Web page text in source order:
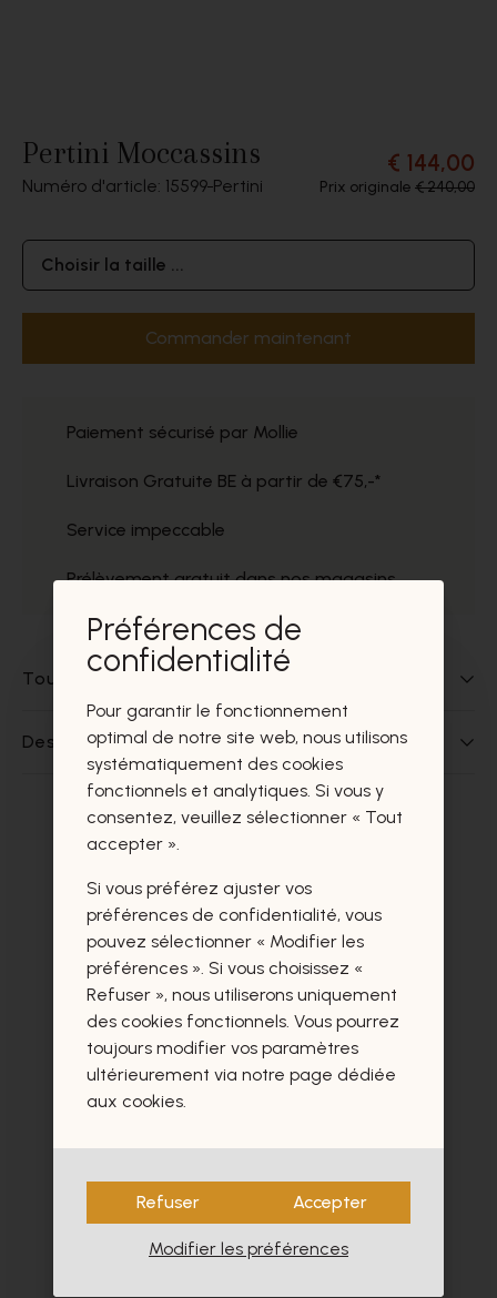
Pertini Moccassins
Numéro d'article: 15599 Pertini
€ 144,00
Prix originale € 240,00
Choisir la taille ...
Commander maintenant
Paiement sécurisé par Mollie
Livraison Gratuite BE à partir de €75,-*
Service impeccable
Prélèvement gratuit dans nos magasins
Tout sur ce produit
Des questions sur ce produit?
Ces produits vous intéresseront
certainement aussi.
Préférences de
confidentialité
Pour garantir le fonctionnement
optimal de notre site web, nous utilisons
systématiquement des cookies
fonctionnels et analytiques. Si vous y
consentez, veuillez sélectionner « Tout
accepter ».
Si vous préférez ajuster vos
préférences de confidentialité, vous
pouvez sélectionner « Modifier les
préférences ». Si vous choisissez «
Refuser », nous utiliserons uniquement
des cookies fonctionnels. Vous pourrez
toujours modifier vos paramètres
ultérieurement via notre page dédiée
aux cookies.
Refuser Accepter
Modifier les préférences